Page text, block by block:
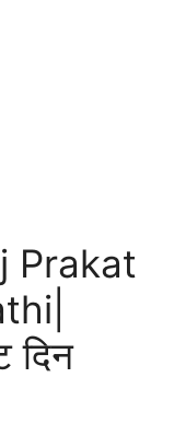
Prakat
दिन